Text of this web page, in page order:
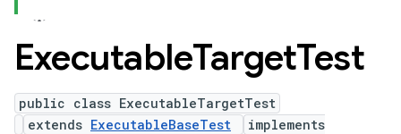
ExecutableTargetTest
public class ExecutableTargetTest
extends ExecutableBaseTest
implements